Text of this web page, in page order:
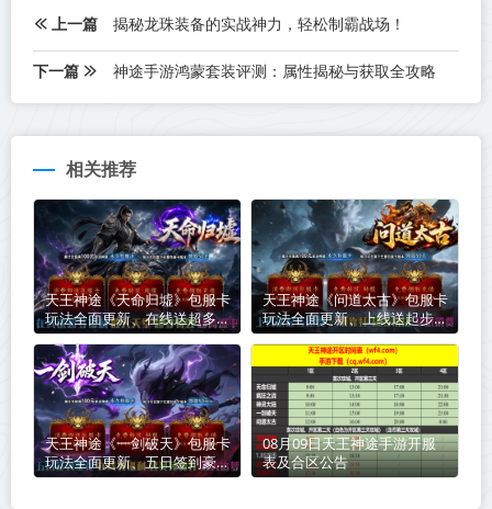
上一篇 揭秘龙珠装备的实战神力，轻松制霸战场！
下一篇 神途手游鸿蒙套装评测：属性揭秘与获取全攻略
相关推荐
天王神途《天命归墟》包服卡
玩法全面更新、在线送超多福
利、散人天堂、超多特效、超
高爆率（剑魂洗练特色玩法邀
你来战）
天王神途《问道太古》包服卡
玩法全面更新、上线送起步路
费、一切靠打、超多玩法、草
根消费（成长神器特色玩法邀
你来战）
天王神途《一剑破天》包服卡
玩法全面更新、五日签到豪
礼、在线领福利、会员免费
08月09日天王神途手游开服
表及合区公告